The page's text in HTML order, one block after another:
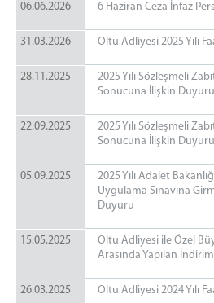
06.06.2026 6 Haziran Ceza İnfaz
31.03.2026 Oltu Adliyesi 2025 Yılı
28.11.2025
2025 Yılı Sözleşmeli
Sonucuna İlişkin Duyuru
22.09.2025
2025 Yılı Sözleşmeli
Sonucuna İlişkin Duyuru
05.09.2025
2025 Yılı Adalet
Uygulama Sınavına
Duyuru
15.05.2025
Oltu Adliyesi ile Özel
Arasında Yapılan
26.03.2025 Oltu Adliyesi 2024 Yılı